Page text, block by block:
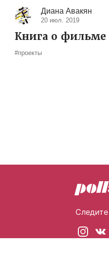
Диана Авакян
20 июл. 2019
Книга о
#проекты